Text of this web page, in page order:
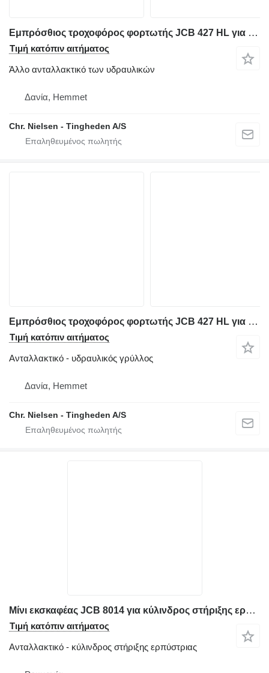
Εμπρόσθιος τροχοφόρος φορτωτής JCB 427 HL για άλλο ανταλλακτικό των υδραυλικών Akumulator
Τιμή κατόπιν αιτήματος
Άλλο ανταλλακτικό των υδραυλικών
Δανία, Hemmet
Chr. Nielsen - Tingheden A/S
Εμπρόσθιος τροχοφόρος φορτωτής JCB 427 HL για υδραυλικός γρύλλος
Τιμή κατόπιν αιτήματος
Ανταλλακτικό - υδραυλικός γρύλλος
Δανία, Hemmet
Chr. Nielsen - Tingheden A/S
Μίνι εκσκαφέας JCB 8014 για κύλινδρος στήριξης ερπύστριας
Τιμή κατόπιν αιτήματος
Ανταλλακτικό - κύλινδρος στήριξης ερπύστριας